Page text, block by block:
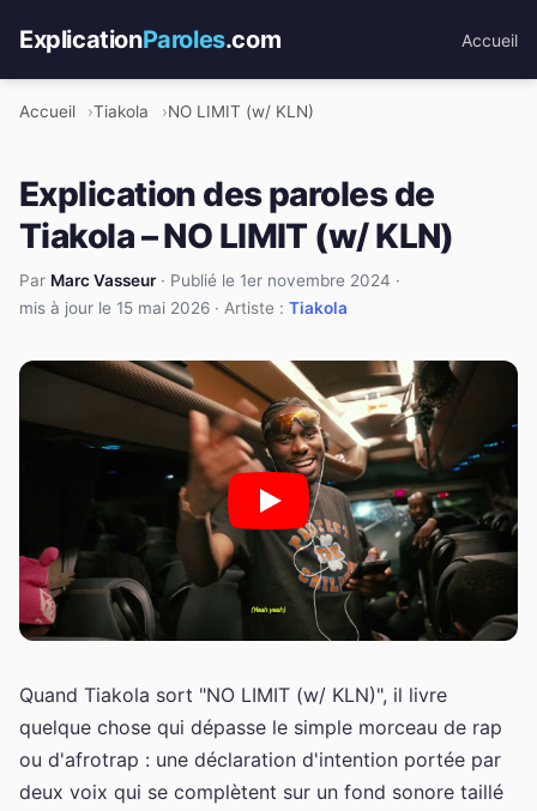
ExplicationParoles.com Accueil
Accueil Tiakola NO LIMIT (w/ KLN)
Explication des paroles de
Tiakola – NO LIMIT (w/ KLN)
Par Marc Vasseur· Publié le 1er novembre 2024 ·
mis à jour le 15 mai 2026 · Artiste : Tiakola
Quand Tiakola sort "NO LIMIT (w/ KLN)", il livre
quelque chose qui dépasse le simple morceau de rap
ou d'afrotrap : une déclaration d'intention portée par
deux voix qui se complètent sur un fond sonore taillé